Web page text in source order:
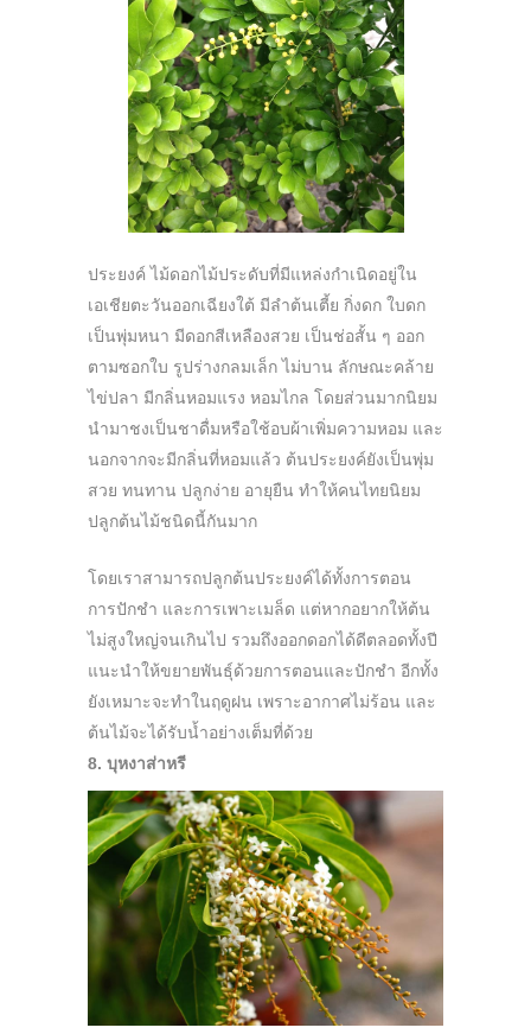
ประยงค์ ไม้ดอกไม้ประดับที่มีแหล่งกำเนิดอยู่ใน
เอเชียตะวันออกเฉียงใต้ มีลำต้นเตี้ย กิ่งดก ใบดก
เป็นพุ่มหนา มีดอกสีเหลืองสวย เป็นช่อสั้น ๆ ออก
ตามซอกใบ รูปร่างกลมเล็ก ไม่บาน ลักษณะคล้าย
ไข่ปลา มีกลิ่นหอมแรง หอมไกล โดยส่วนมากนิยม
นำมาชงเป็นชาดื่มหรือใช้อบผ้าเพิ่มความหอม และ
นอกจากจะมีกลิ่นที่หอมแล้ว ต้นประยงค์ยังเป็นพุ่ม
สวย ทนทาน ปลูกง่าย อายุยืน ทำให้คนไทยนิยม
ปลูกต้นไม้ชนิดนี้กันมาก
โดยเราสามารถปลูกต้นประยงค์ได้ทั้งการตอน
การปักชำ และการเพาะเมล็ด แต่หากอยากให้ต้น
ไม่สูงใหญ่จนเกินไป รวมถึงออกดอกได้ดีตลอดทั้งปี
แนะนำให้ขยายพันธุ์ด้วยการตอนและปักชำ อีกทั้ง
ยังเหมาะจะทำในฤดูฝน เพราะอากาศไม่ร้อน และ
ต้นไม้จะได้รับน้ำอย่างเต็มที่ด้วย
8. บุหงาส่าหรี